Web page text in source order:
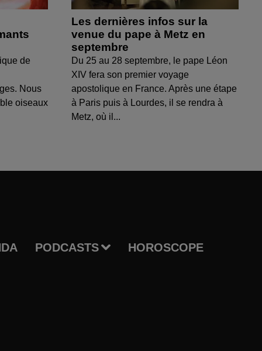
de
Nous
oiseaux
Les dernières infos sur la
venue du pape à Metz en
septembre
Du 25 au 28 septembre, le pape Léon
XIV fera son premier voyage
apostolique en France. Après une étape
à Paris puis à Lourdes, il se rendra à
Metz, où il...
PODCASTS HOROSCOPE